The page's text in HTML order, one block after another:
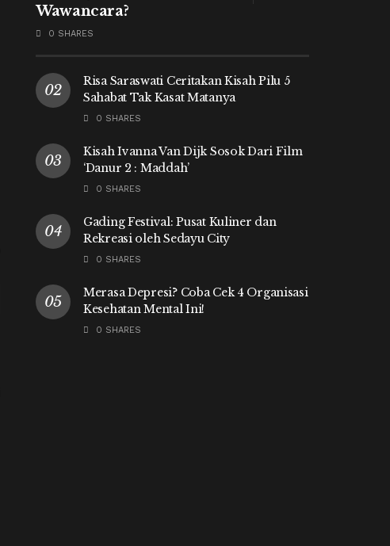
Wawancara?
0 SHARES
Risa Saraswati Ceritakan Kisah Pilu 5
Sahabat Tak Kasat Matanya
0 SHARES
Kisah Ivanna Van Dijk Sosok Dari Film
‘Danur 2 : Maddah’
0 SHARES
Gading Festival: Pusat Kuliner dan
Rekreasi oleh Sedayu City
0 SHARES
Merasa Depresi? Coba Cek 4 Organisasi
Kesehatan Mental Ini!
0 SHARES